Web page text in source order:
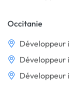
Occitanie
Développeur
Développeur